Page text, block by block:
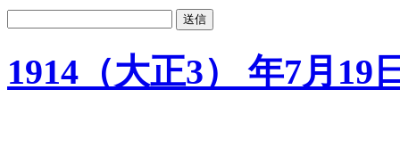
1914（大正3） 年7月19